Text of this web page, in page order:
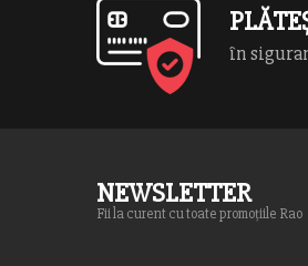
în
NEWSLETTER
Fii la curent cu toate promoțiile Rao